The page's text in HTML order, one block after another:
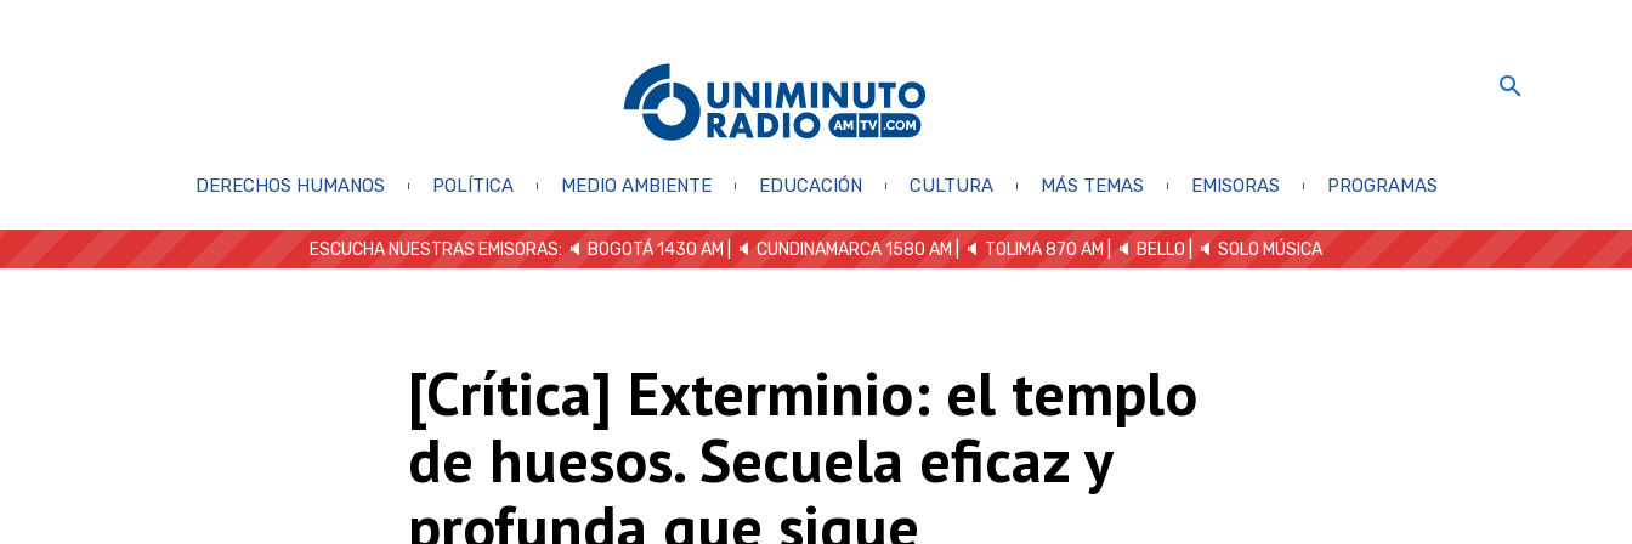
DERECHOS HUMANOS POLÍTICA MEDIO AMBIENTE EDUCACIÓN CULTURA MÁS TEMAS EMISORAS PROGRAMAS
ESCUCHA NUESTRAS EMISORAS: 🔈 BOGOTÁ 1430 AM | 🔈 CUNDINAMARCA 1580 AM | 🔈 TOLIMA 870 AM | 🔈 BELLO 🔈 SOLO MÚSICA
[Crítica] Exterminio: el templo
de huesos. Secuela eficaz y
profunda que sigue